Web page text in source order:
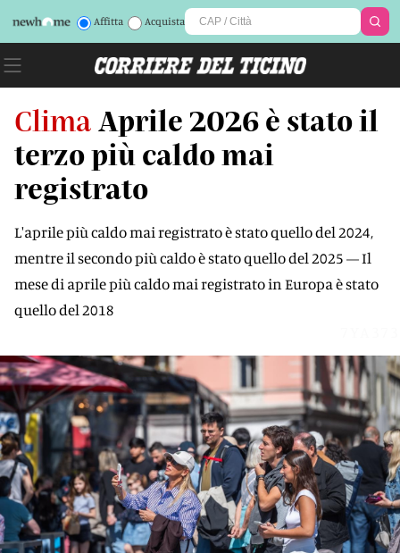
Affitta Acquista
Clima Aprile 2026 è stato il
terzo più caldo mai
registrato
L'aprile più caldo mai registrato è stato quello del 2024,
mentre il secondo più caldo è stato quello del 2025 — Il
mese di aprile più caldo mai registrato in Europa è stato
quello del 2018